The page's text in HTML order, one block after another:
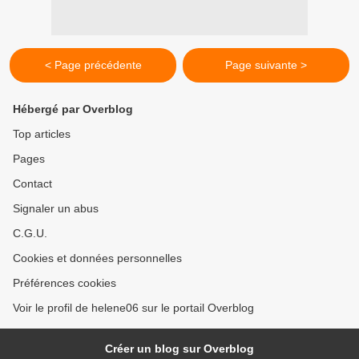
< Page précédente Page suivante >
Hébergé par Overblog
Top articles
Pages
Contact
Signaler un abus
C.G.U.
Cookies et données personnelles
Préférences cookies
Voir le profil de helene06 sur le portail Overblog
Créer un blog sur Overblog